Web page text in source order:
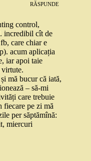
RĂSPUNDE
control,
incredibil cît de
care chiar e
acum aplicația
iar apoi taie
virtute.
mă bucur că iată,
– să-mi
care trebuie
fiecare pe zi mă
per săptămînă:
miercuri